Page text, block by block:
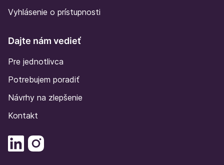
Vyhlásenie o prístupnosti
Dajte nám vedieť
Pre jednotlivca
Potrebujem poradiť
Návrhy na zlepšenie
Kontakt